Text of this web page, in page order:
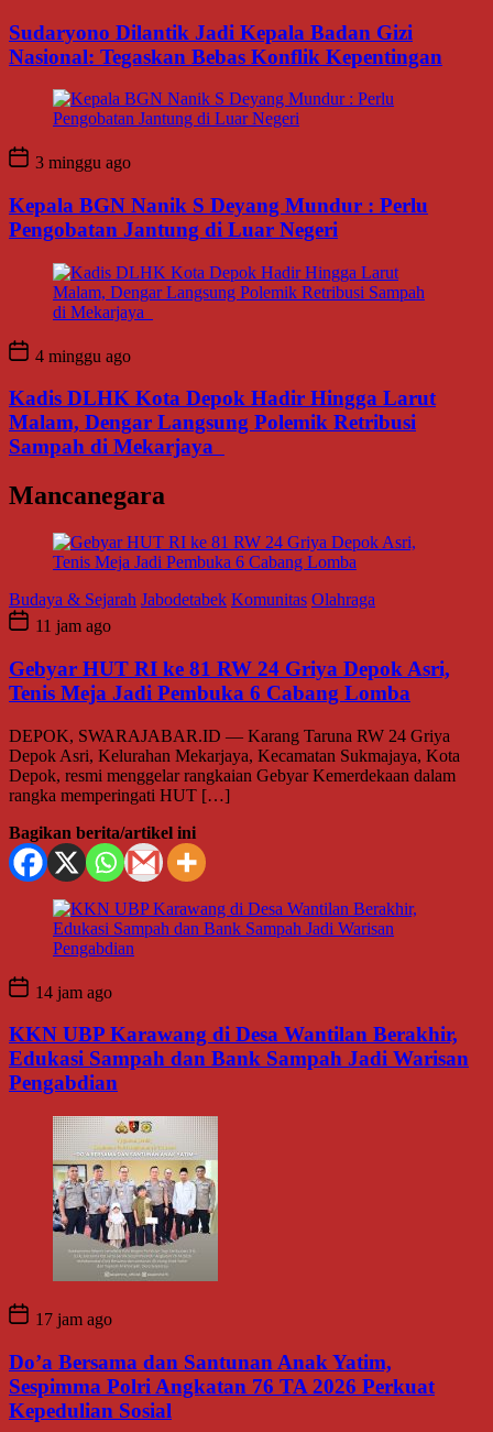
Sudaryono Dilantik Jadi Kepala Badan Gizi
Nasional: Tegaskan Bebas Konflik Kepentingan
3 minggu ago
Kepala BGN Nanik S Deyang Mundur : Perlu
Pengobatan Jantung di Luar Negeri
4 minggu ago
Kadis DLHK Kota Depok Hadir Hingga Larut
Malam, Dengar Langsung Polemik Retribusi
Sampah di Mekarjaya
Mancanegara
Budaya & Sejarah Jabodetabek Komunitas Olahraga
11 jam ago
Gebyar HUT RI ke 81 RW 24 Griya Depok Asri,
Tenis Meja Jadi Pembuka 6 Cabang Lomba
DEPOK, SWARAJABAR.ID — Karang Taruna RW 24 Griya
Depok Asri, Kelurahan Mekarjaya, Kecamatan Sukmajaya, Kota
Depok, resmi menggelar rangkaian Gebyar Kemerdekaan dalam
rangka memperingati HUT […]
Bagikan berita/artikel ini
14 jam ago
KKN UBP Karawang di Desa Wantilan Berakhir,
Edukasi Sampah dan Bank Sampah Jadi Warisan
Pengabdian
17 jam ago
Do’a Bersama dan Santunan Anak Yatim,
Sespimma Polri Angkatan 76 TA 2026 Perkuat
Kepedulian Sosial